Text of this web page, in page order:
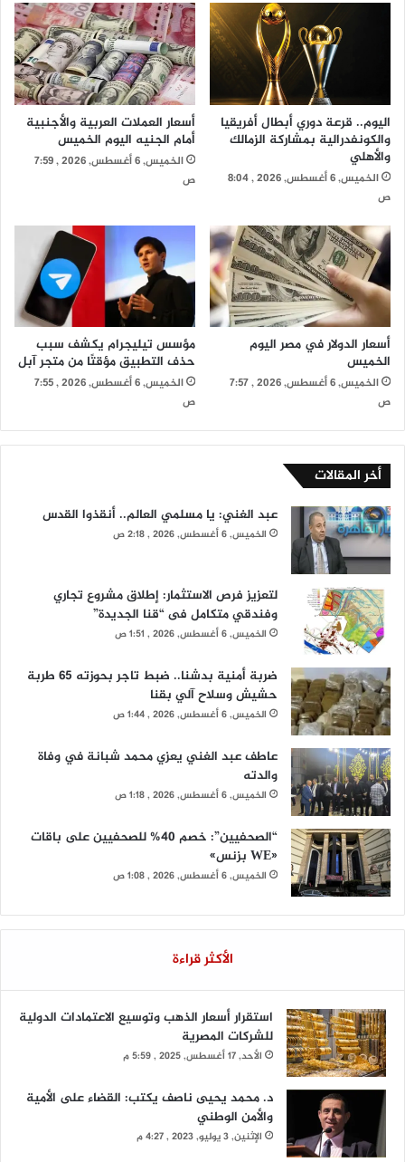
اليوم.. قرعة دوري أبطال أفريقيا
والكونفدرالية بمشاركة الزمالك
والأهلي
الخميس, 6 أغسطس, 2026 , 8:04
ص
أسعار العملات العربية والأجنبية
أمام الجنيه اليوم الخميس
الخميس, 6 أغسطس, 2026 , 7:59
ص
أسعار الدولار في مصر اليوم
الخميس
الخميس, 6 أغسطس, 2026 , 7:57
ص
مؤسس تيليجرام يكشف سبب
حذف التطبيق مؤقتًا من متجر آبل
الخميس, 6 أغسطس, 2026 , 7:55
ص
أخر المقالات
عبد الغني: يا مسلمي العالم.. أنقذوا القدس
الخميس, 6 أغسطس, 2026 , 2:18 ص
لتعزيز فرص الاستثمار: إطلاق مشروع تجاري
وفندقي متكامل فى “قنا الجديدة”
الخميس, 6 أغسطس, 2026 , 1:51 ص
ضربة أمنية بدشنا.. ضبط تاجر بحوزته 65 طربة
حشيش وسلاح آلي بقنا
الخميس, 6 أغسطس, 2026 , 1:44 ص
عاطف عبد الغني يعزي محمد شبانة في وفاة
والدته
الخميس, 6 أغسطس, 2026 , 1:18 ص
“الصحفيين”: خصم 40% للصحفيين على باقات
«WE بزنس»
الخميس, 6 أغسطس, 2026 , 1:08 ص
الأكثر قراءة
استقرار أسعار الذهب وتوسيع الاعتمادات الدولية
للشركات المصرية
الأحد, 17 أغسطس, 2025 , 5:59 م
د. محمد يحيى ناصف يكتب: القضاء على الأمية
والأمن الوطني
الإثنين, 3 يوليو, 2023 , 4:27 م